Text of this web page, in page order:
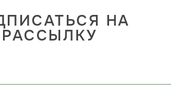
НА
РАССЫЛКУ